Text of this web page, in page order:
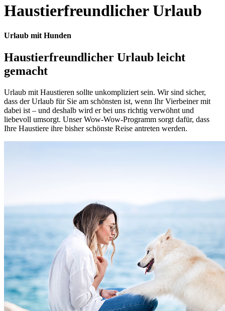
Haustierfreundlicher Urlaub
Urlaub mit Hunden
Haustierfreundlicher Urlaub leicht
gemacht
Urlaub mit Haustieren sollte unkompliziert sein. Wir sind sicher,
dass der Urlaub für Sie am schönsten ist, wenn Ihr Vierbeiner mit
dabei ist – und deshalb wird er bei uns richtig verwöhnt und
liebevoll umsorgt. Unser Wow-Wow-Programm sorgt dafür, dass
Ihre Haustiere ihre bisher schönste Reise antreten werden.